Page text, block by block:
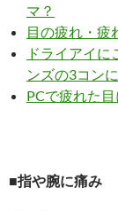
マ？
目の疲れ・疲
ドライアイ
ンズの3コン
PCで疲れた
■指や腕に痛み